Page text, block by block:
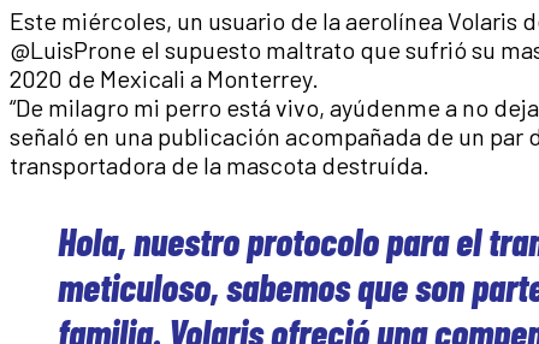
Este miércoles, un usuario de la aerolínea Volaris
@LuisProne el supuesto maltrato que sufrió su
2020 de Mexicali a Monterrey.
“De milagro mi perro está vivo, ayúdenme a no
señaló en una publicación acompañada de un par
transportadora de la mascota destruída.
Hola, nuestro protocolo para el
meticuloso, sabemos que son
familia. Volaris ofreció una